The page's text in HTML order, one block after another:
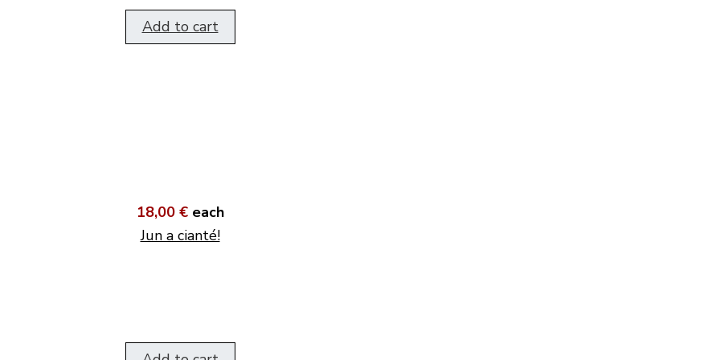
Add to cart
18,00 € each
Jun a cianté!